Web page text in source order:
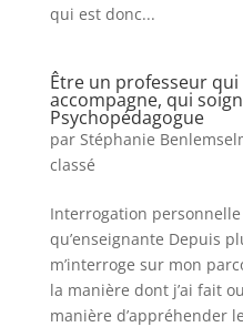
qui est donc...
Être un professeur
accompagne, qui
Psychopédagogue
par Stéphanie
classé
Interrogation
qu’enseignante Depuis
m’interroge sur mon
la manière dont j’ai fait
manière d’appréhender